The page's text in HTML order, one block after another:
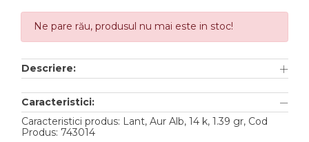
Accesorii
TIP METAL
Aur galben
Aur alb
Aur roz
Ne pare rău, produsul nu mai este in stoc!
Descriere:
Caracteristici:
Caracteristici produs: Lant, Aur Alb, 14 k, 1.39 gr, Cod
Produs: 743014